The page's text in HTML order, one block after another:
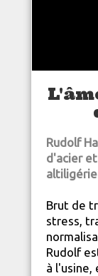
Rudolf
d'acier
Brut de
stress,
Rudolf
à l'usine,